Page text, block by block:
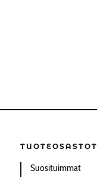
TUOTEOSASTOT
Suosituimmat